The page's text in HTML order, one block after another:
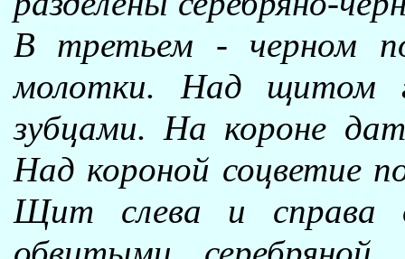
В третьем - черном
молотки. Над щитом
зубцами. На короне
Над короной соцветие
Щит слева и справа